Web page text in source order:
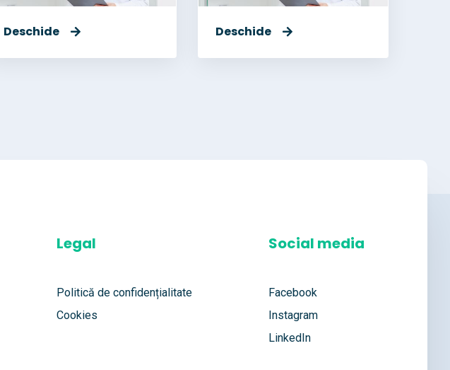
Deschide Deschide
Legal
Politică de confidențialitate
Cookies
Social media
Facebook
Instagram
LinkedIn